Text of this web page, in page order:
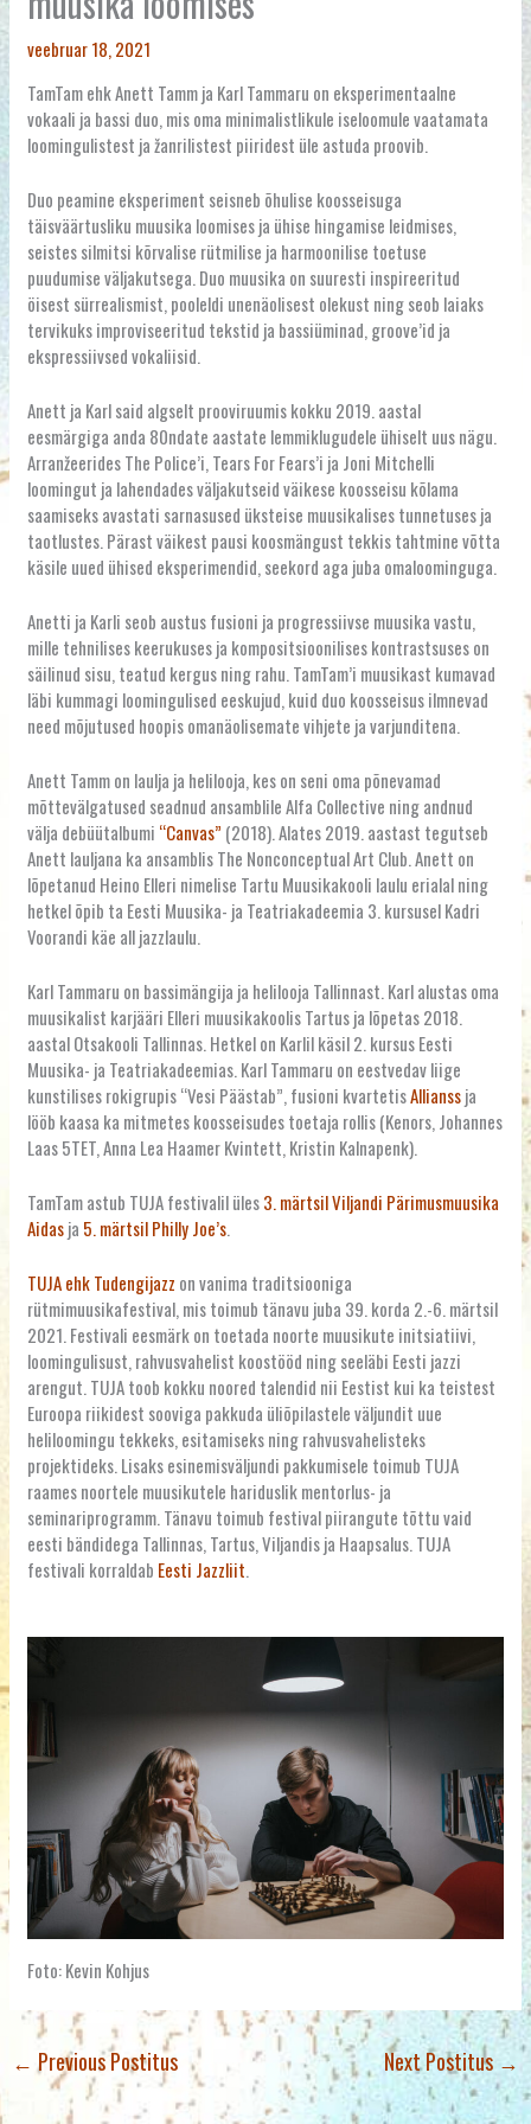
veebruar 18, 2021
TamTam ehk Anett Tamm ja Karl Tammaru on eksperimentaalne
vokaali ja bassi duo, mis oma minimalistlikule iseloomule vaatamata
loomingulistest ja žanrilistest piiridest üle astuda proovib.
Duo peamine eksperiment seisneb õhulise koosseisuga
täisväärtusliku muusika loomises ja ühise hingamise leidmises,
seistes silmitsi kõrvalise rütmilise ja harmoonilise toetuse
puudumise väljakutsega. Duo muusika on suuresti inspireeritud
öisest sürrealismist, pooleldi unenäolisest olekust ning seob laiaks
tervikuks improviseeritud tekstid ja bassiüminad, groove’id ja
ekspressiivsed vokaliisid.
Anett ja Karl said algselt prooviruumis kokku 2019. aastal
eesmärgiga anda 80ndate aastate lemmiklugudele ühiselt uus nägu.
Arranžeerides The Police’i, Tears For Fears’i ja Joni Mitchelli
loomingut ja lahendades väljakutseid väikese koosseisu kõlama
saamiseks avastati sarnasused üksteise muusikalises tunnetuses ja
taotlustes. Pärast väikest pausi koosmängust tekkis tahtmine võtta
käsile uued ühised eksperimendid, seekord aga juba omaloominguga.
Anetti ja Karli seob austus fusioni ja progressiivse muusika vastu,
mille tehnilises keerukuses ja kompositsioonilises kontrastsuses on
säilinud sisu, teatud kergus ning rahu. TamTam’i muusikast kumavad
läbi kummagi loomingulised eeskujud, kuid duo koosseisus ilmnevad
need mõjutused hoopis omanäolisemate vihjete ja varjunditena.
Anett Tamm on laulja ja helilooja, kes on seni oma põnevamad
mõttevälgatused seadnud ansamblile Alfa Collective ning andnud
välja debüütalbumi “Canvas” (2018). Alates 2019. aastast tegutseb
Anett lauljana ka ansamblis The Nonconceptual Art Club. Anett on
lõpetanud Heino Elleri nimelise Tartu Muusikakooli laulu erialal ning
hetkel õpib ta Eesti Muusika- ja Teatriakadeemia 3. kursusel Kadri
Voorandi käe all jazzlaulu.
Karl Tammaru on bassimängija ja helilooja Tallinnast. Karl alustas oma
muusikalist karjääri Elleri muusikakoolis Tartus ja lõpetas 2018.
aastal Otsakooli Tallinnas. Hetkel on Karlil käsil 2. kursus Eesti
Muusika- ja Teatriakadeemias. Karl Tammaru on eestvedav liige
kunstilises rokigrupis “Vesi Päästab”, fusioni kvartetisAllianssja
lööb kaasa ka mitmetes koosseisudes toetaja rollis (Kenors, Johannes
Laas 5TET, Anna Lea Haamer Kvintett, Kristin Kalnapenk).
TamTamastub TUJA festivalil üles3. märtsil Viljandi Pärimusmuusika
Aidasja 5. märtsil Philly Joe’s.
TUJA ehk Tudengijazz on vanima traditsiooniga
rütmimuusikafestival, mis toimub tänavu juba 39. korda 2.-6. märtsil
2021. Festivali eesmärk on toetada noorte muusikute initsiatiivi,
loomingulisust, rahvusvahelist koostööd ning seeläbi Eesti jazzi
arengut. TUJA toob kokku noored talendid nii Eestist kui ka teistest
Euroopa riikidest sooviga pakkuda üliõpilastele väljundit uue
heliloomingu tekkeks, esitamiseks ning rahvusvahelisteks
projektideks. Lisaks esinemisväljundi pakkumisele toimub TUJA
raames noortele muusikutele hariduslik mentorlus- ja
seminariprogramm. Tänavu toimub festival piirangute tõttu vaid
eesti bändidega Tallinnas, Tartus, Viljandis ja Haapsalus. TUJA
festivali korraldab Eesti Jazzliit.
Foto: Kevin Kohjus
← Previous Postitus Next Postitus →